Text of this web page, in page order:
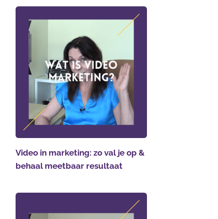
Video in marketing: zo val je op &
behaal meetbaar resultaat